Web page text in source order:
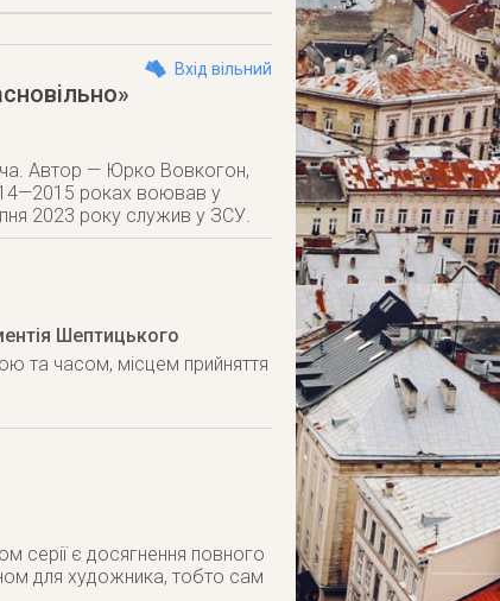
Вхід вільний
Автор — Юрко Вовкогон,
роках воював у
2023 року служив у ЗСУ.
Шептицького
та часом, місцем прийняття
серії є досягнення повного
для художника, тобто сам